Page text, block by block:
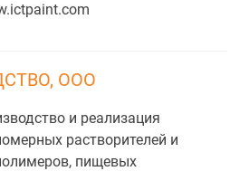
ООО
и реализация
растворителей и
пищевых